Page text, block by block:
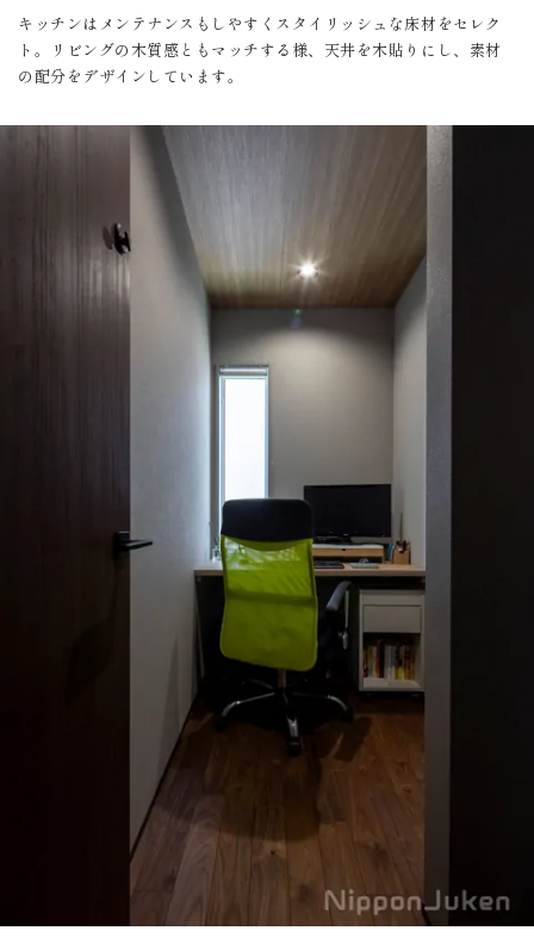
キッチンはメンテナンスもしやすくスタイリッシュな床材をセレク
ト。リビングの木質感ともマッチする様、天井を木貼りにし、素材
の配分をデザインしています。